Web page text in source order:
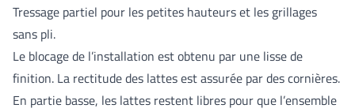
Tressage partiel pour les petites hauteurs et les grillages
sans pli.
Le blocage de l’installation est obtenu par une lisse de
finition. La rectitude des lattes est assurée par des cornières.
En partie basse, les lattes restent libres pour que l’ensemble